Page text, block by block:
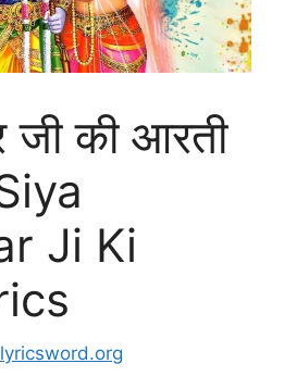
जी की आरती
Ji Ki
lyricsword.org